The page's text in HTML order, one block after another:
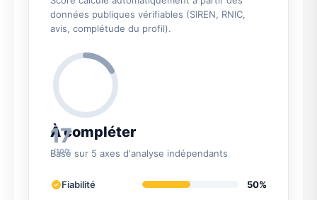
données publiques vérifiables (SIREN, RNIC,
avis, complétude du profil).
17
/100
À compléter
Basé sur 5 axes d'analyse indépendants
Fiabilité
50%